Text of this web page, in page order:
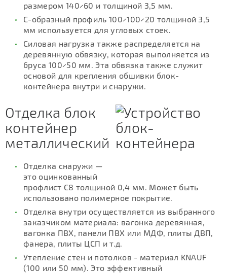
размером 140×60 и толщиной 3,5 мм.
С-образный профиль 100×100×20 толщиной 3,5
мм используется для угловых стоек.
Силовая нагрузка также распределяется на
деревянную обвязку, которая выполняется из
бруса 100×50 мм. Эта обвязка также служит
основой для крепления обшивки блок-
контейнера внутри и снаружи.
Отделка блок
контейнер
металлический
Отделка снаружи —
это оцинкованный
профлист С8 толщиной 0,4 мм. Может быть
использовано полимерное покрытие.
Отделка внутри осуществляется из выбранного
заказчиком материала: вагонка деревянная,
вагонка ПВХ, панели ПВХ или МДФ, плиты ДВП,
фанера, плиты ЦСП и т.д.
Утепление стен и потолков - материал KNAUF
(100 или 50 мм). Это эффективный